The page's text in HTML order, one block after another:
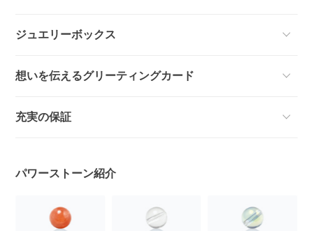
ジュエリーボックス
想いを伝えるグリーティングカード
充実の保証
パワーストーン紹介